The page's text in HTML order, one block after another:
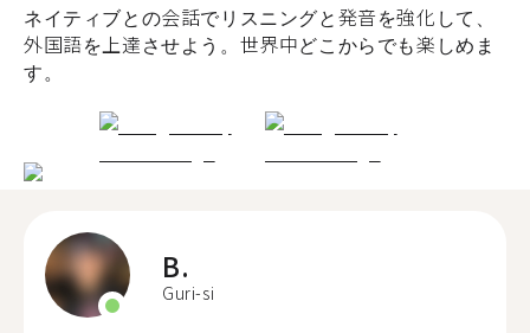
ネイティブとの会話でリスニングと発音を強化して、
外国語を上達させよう。世界中どこからでも楽しめま
す。
B.
Guri-si